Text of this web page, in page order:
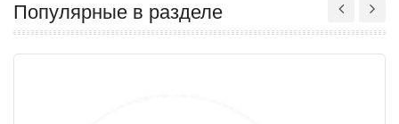
Популярные в разделе